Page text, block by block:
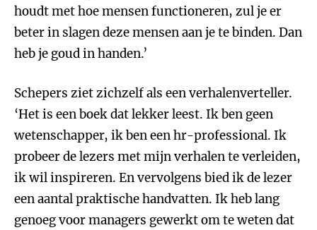
houdt met hoe mensen functioneren, zul je er
beter in slagen deze mensen aan je te binden. Dan
heb je goud in handen.’
Schepers ziet zichzelf als een verhalenverteller.
‘Het is een boek dat lekker leest. Ik ben geen
wetenschapper, ik ben een hr-professional. Ik
probeer de lezers met mijn verhalen te verleiden,
ik wil inspireren. En vervolgens bied ik de lezer
een aantal praktische handvatten. Ik heb lang
genoeg voor managers gewerkt om te weten dat